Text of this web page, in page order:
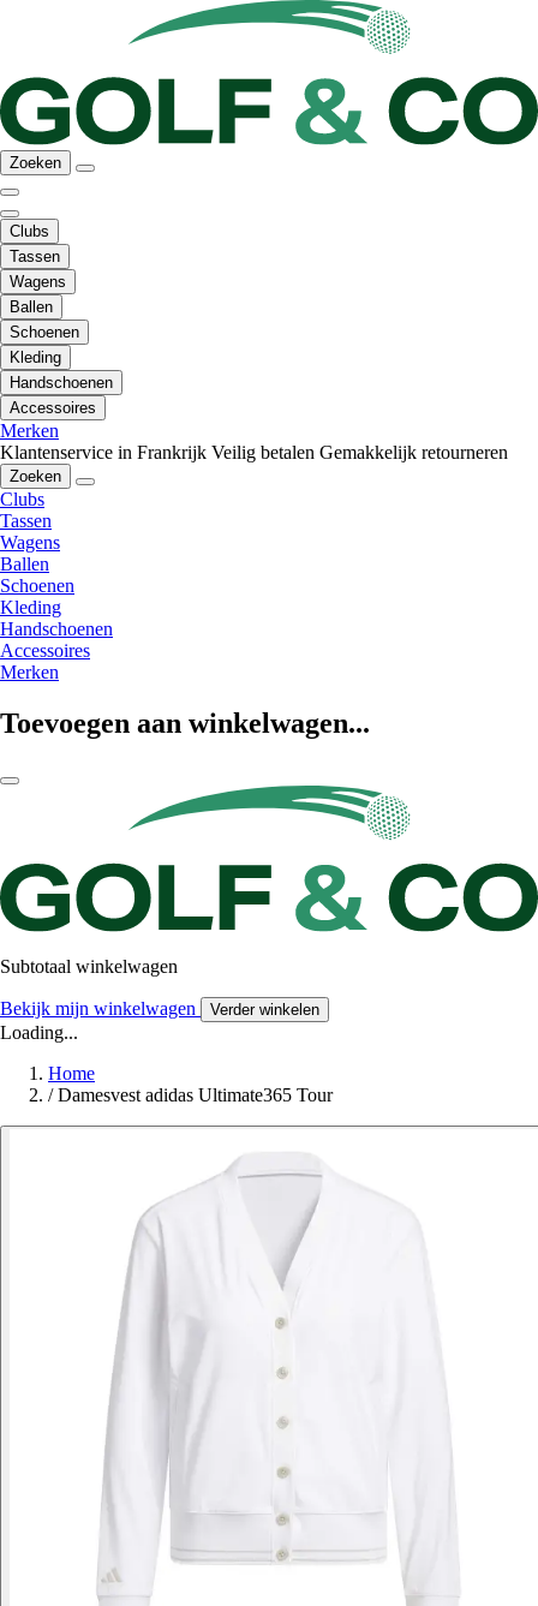
Zoeken
Clubs
Tassen
Wagens
Ballen
Schoenen
Kleding
Handschoenen
Accessoires
Merken
Klantenservice in Frankrijk Veilig betalen Gemakkelijk retourneren
Zoeken
Clubs
Tassen
Wagens
Ballen
Schoenen
Kleding
Handschoenen
Accessoires
Merken
Toevoegen aan winkelwagen...
Subtotaal winkelwagen
Bekijk mijn winkelwagen Verder winkelen
Loading...
Home
/ Damesvest adidas Ultimate365 Tour